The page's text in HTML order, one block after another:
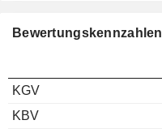
Bewertungskennzahlen
KGV
KBV